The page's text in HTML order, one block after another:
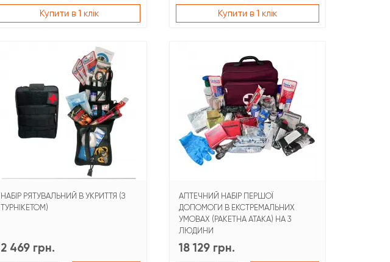
Купити в 1 клік Купити в 1 клік
НАБІР РЯТУВАЛЬНИЙ В УКРИТТЯ (З
ТУРНІКЕТОМ)
2 469 грн.
АПТЕЧНИЙ НАБІР ПЕРШОЇ
ДОПОМОГИ В ЕКСТРЕМАЛЬНИХ
УМОВАХ (РАКЕТНА АТАКА) НА 3
ЛЮДИНИ
18 129 грн.